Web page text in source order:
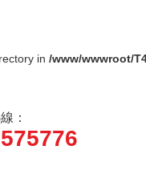
in /www/wwwroot/
：